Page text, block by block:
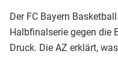
Der FC Bayern
Halbfinalserie gegen die
Druck. Die AZ erklärt,